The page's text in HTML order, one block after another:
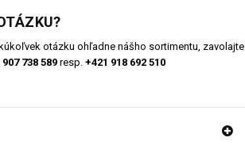
otázku ohľadne nášho sortimentu, zavolajte
738 589 resp. +421 918 692 510